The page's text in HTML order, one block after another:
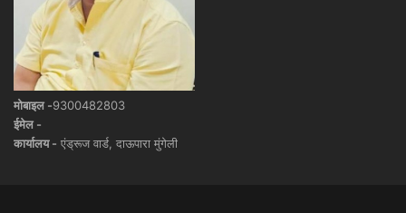
मोबाइल -9300482803
ईमेल -
कार्यालय - एंड्रूज वार्ड, दाऊपारा मुंगेली